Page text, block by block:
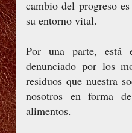
cambio del progreso
su entorno vital.
Por una parte, está
denunciado por los
residuos que nuestra
nosotros en forma
alimentos.